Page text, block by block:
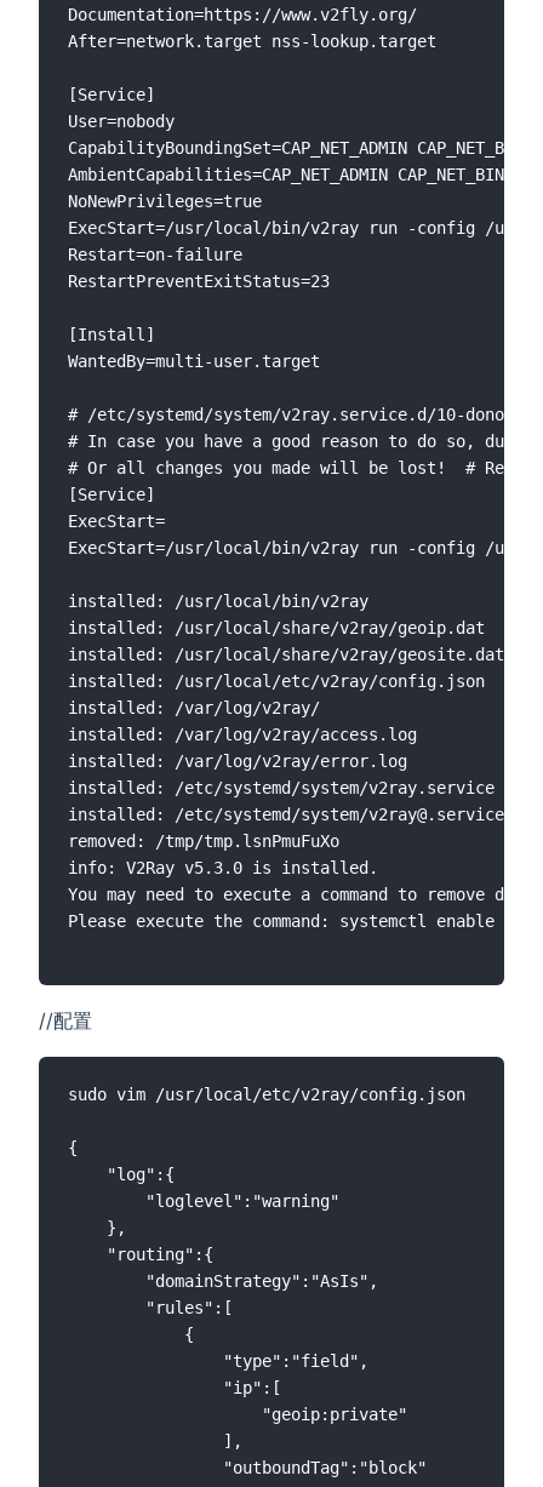
Documentation=https://www.v2fly.org/
After=network.target nss-lookup.target
[Service]
User=nobody
CapabilityBoundingSet=CAP_NET_ADMIN
AmbientCapabilities=CAP_NET_ADMIN
NoNewPrivileges=true
ExecStart=/usr/local/bin/v2ray run -config /
Restart=on-failure
RestartPreventExitStatus=23
[Install]
WantedBy=multi-user.target
# /etc/systemd/system/v2ray.service.d/10-
# In case you have a good reason to do so,
# Or all changes you made will be lost!  # Refer:
[Service]
ExecStart=
ExecStart=/usr/local/bin/v2ray run -config /
installed: /usr/local/bin/v2ray
installed: /usr/local/share/v2ray/geoip.dat
installed: /usr/local/share/v2ray/geosite.dat
installed: /usr/local/etc/v2ray/config.json
installed: /var/log/v2ray/
installed: /var/log/v2ray/access.log
installed: /var/log/v2ray/error.log
installed: /etc/systemd/system/v2ray.service
installed: /etc/systemd/system/v2ray@.service
removed: /tmp/tmp.lsnPmuFuXo
info: V2Ray v5.3.0 is installed.
You may need to execute a command to remove
Please execute the command: systemctl enable
//配置
sudo vim /usr/local/etc/v2ray/config.json
{
    "log":{
        "loglevel":"warning"
    },
    "routing":{
        "domainStrategy":"AsIs",
        "rules":[
            {
                "type":"field",
                "ip":[
                    "geoip:private"
                ],
                "outboundTag":"block"